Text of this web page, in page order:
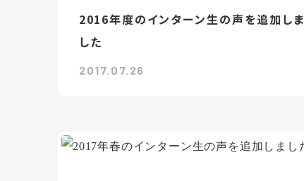
2016年度のインターン生の声を追加しま
した
2017.07.26